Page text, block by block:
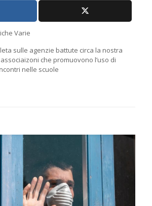
Varie
sulle agenzie battute circa la nostra
che promuovono l’uso di
nelle scuole